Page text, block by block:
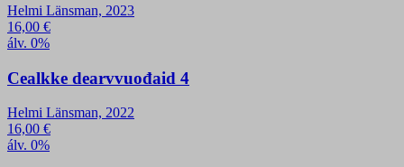
Helmi Länsman, 2023
16,00 €
álv. 0%
Cealkke dearvvuođaid 4
Helmi Länsman, 2022
16,00 €
álv. 0%